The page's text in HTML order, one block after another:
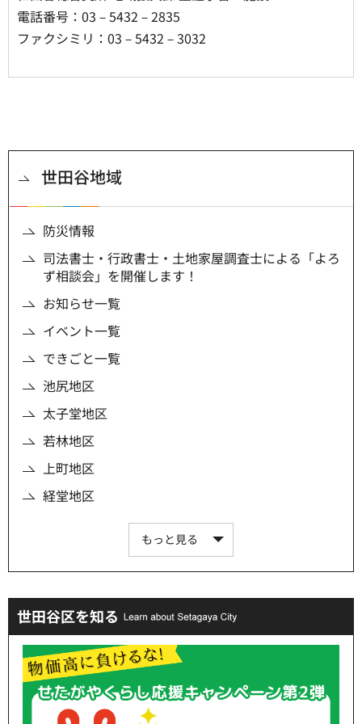
電話番号：03－5432－2835
ファクシミリ：03－5432－3032
世田谷地域
防災情報
司法書士・行政書士・土地家屋調査士による「よろ
ず相談会」を開催します！
お知らせ一覧
イベント一覧
できごと一覧
池尻地区
太子堂地区
若林地区
上町地区
経堂地区
もっと見る
世田谷区を知る